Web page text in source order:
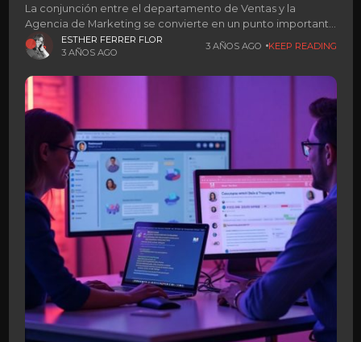
La conjunción entre el departamento de Ventas y la
Agencia de Marketing se convierte en un punto importante
para la optimización del rendimiento comercial. Los talleres
estratégicos, motores de esta
ESTHER FERRER FLOR
3 AÑOS AGO
3 AÑOS AGO KEEP READING